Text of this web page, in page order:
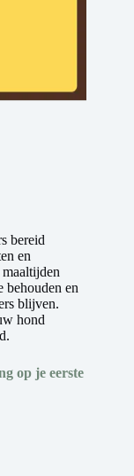
bereid
en
behouden en
blijven.
hond
op je eerste